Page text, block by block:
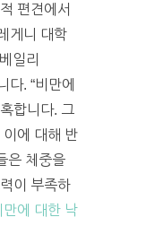
편견에서
게니 대학
일리
. “비만에
합니다. 그
이에 대해 반
은 체중을
이 부족하
만에 대한 낙